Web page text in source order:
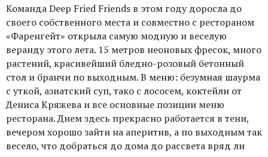
Команда Deep Fried Friends в этом году доросла до
своего собственного места и совместно с рестораном
«Фаренгейт» открыла самую модную и веселую
веранду этого лета. 15 метров неоновых фресок, много
растений, красивейший бледно-розовый бетонный
стол и бранчи по выходным. В меню: безумная шаурма
с уткой, азиатский суп, тако с лососем, коктейли от
Дениса Кряжева и все основные позиции меню
ресторана. Днем здесь прекрасно работается в тени,
вечером хорошо зайти на аперитив, а по выходным так
весело, что добраться до дома до рассвета вряд ли